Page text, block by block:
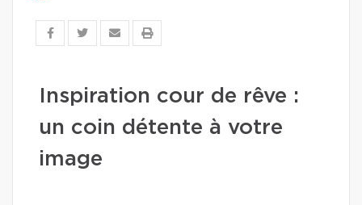
Inspiration cour de rêve :
un coin détente à votre
image